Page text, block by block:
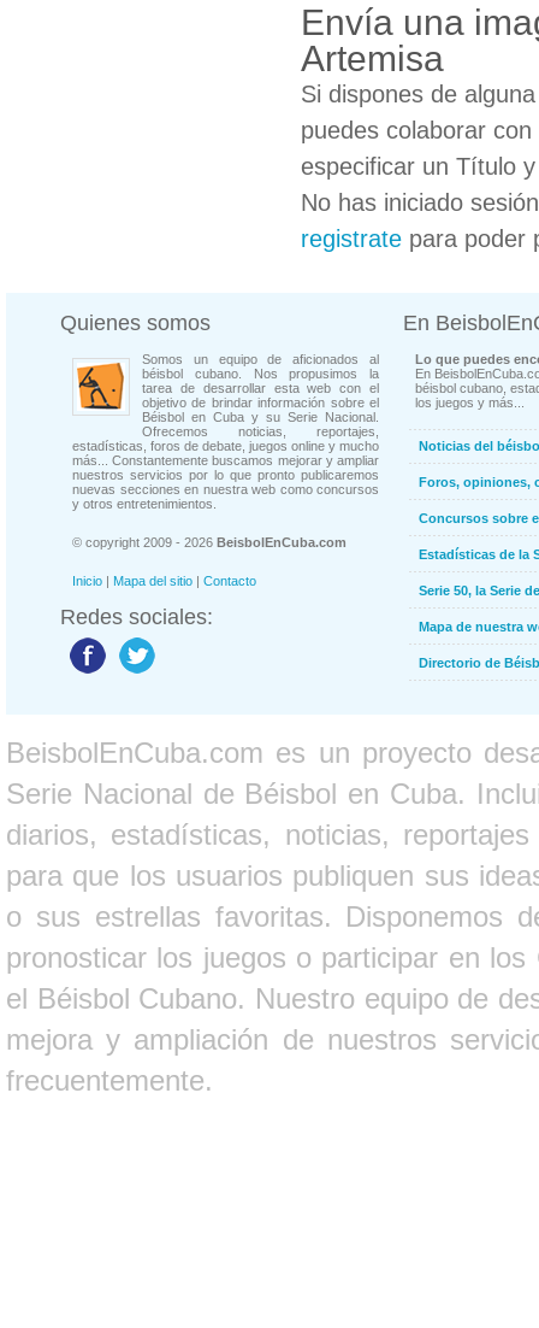
Envía una
Artemisa
Si dispones de
puedes colaborar
especificar un Título
No has iniciado
registrate para poder
Quienes somos
Somos un equipo de aficionados al
béisbol cubano. Nos propusimos la
tarea de desarrollar esta web con el
objetivo de brindar información sobre el
Béisbol en Cuba y su Serie Nacional.
Ofrecemos noticias, reportajes,
estadísticas, foros de debate, juegos online y mucho
más... Constantemente buscamos mejorar y ampliar
nuestros servicios por lo que pronto publicaremos
nuevas secciones en nuestra web como concursos
y otros entretenimientos.
© copyright 2009 - 2026 BeisbolEnCuba.com
Inicio | Mapa del sitio | Contacto
Redes sociales:
En
Lo que puedes
En
béisbol cubano,
los juegos y más...
Noticias del
Foros, opiniones,
Concursos sobre
Estadísticas de la
Serie 50, la Serie
Mapa de nuestra
Directorio de
BeisbolEnCuba.com es un proyecto
Serie Nacional de Béisbol en Cuba.
diarios, estadísticas, noticias,
para que los usuarios publiquen sus
o sus estrellas favoritas. Disponemos
pronosticar los juegos o participar en
el Béisbol Cubano. Nuestro equipo de
mejora y ampliación de nuestros
frecuentemente.